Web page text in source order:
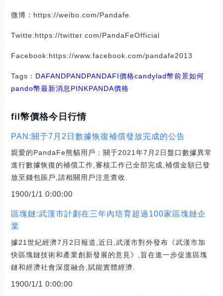
微博：https://weibo.com/Pandafe
Twitte:https://twitter.com/PandaFeOfficial
Facebook:https://www.facebook.com/pandafe2013
Tags： DAFANDPANDPANDAFI價格candylad幣前景如何
pando幣最新消息 PINKPANDA價格
fil幣價格今日行情
PAN:關于7月2日數據恢復補償發放完成的公告
親愛的PandaFe熊貓用戶：關于2021年7月2日盤口數據異常
進行數據恢復的補償工作,審核工作已全部完成,補償金額已發
放至錢包賬戶,請相關用戶注意查收.
1900/1/1 0:00:00
區塊鏈:武漢市計劃在三年內培育超過100家區塊鏈企
業
據21世紀經濟7月2日報道,近日,武漢市對外發布《武漢市加
快區塊鏈技術和產業創新發展的意見》,旨在進一步促進區塊
鏈和經濟社會深度融合,賦能實體經濟.
1900/1/1 0:00:00